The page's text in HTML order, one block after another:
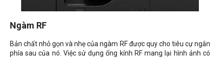
Ngàm RF
Bản chất nhỏ gọn và nhẹ của ngàm RF được quy cho tiêu cự ngắn
phía sau của nó. Việc sử dụng ống kính RF mang lại hình ảnh có